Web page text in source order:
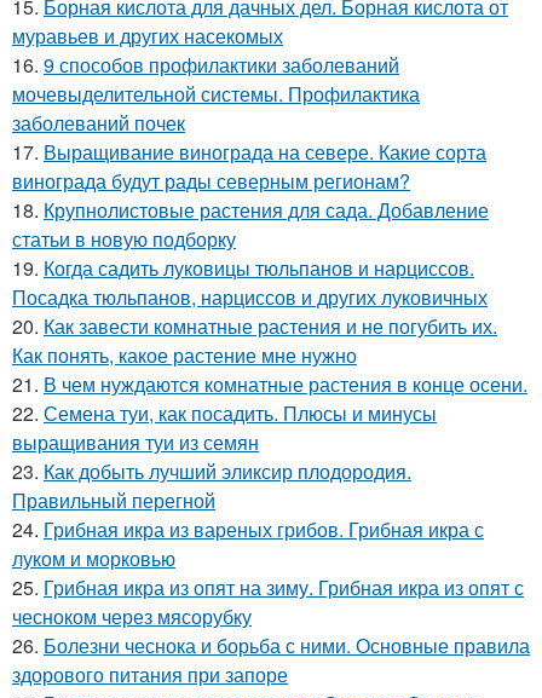
15. Борная кислота для дачных дел. Борная кислота от
муравьев и других насекомых
16. 9 способов профилактики заболеваний
мочевыделительной системы. Профилактика
заболеваний почек
17. Выращивание винограда на севере. Какие сорта
винограда будут рады северным регионам?
18. Крупнолистовые растения для сада. Добавление
статьи в новую подборку
19. Когда садить луковицы тюльпанов и нарциссов.
Посадка тюльпанов, нарциссов и других луковичных
20. Как завести комнатные растения и не погубить их.
Как понять, какое растение мне нужно
21. В чем нуждаются комнатные растения в конце осени.
22. Семена туи, как посадить. Плюсы и минусы
выращивания туи из семян
23. Как добыть лучший эликсир плодородия.
Правильный перегной
24. Грибная икра из вареных грибов. Грибная икра с
луком и морковью
25. Грибная икра из опят на зиму. Грибная икра из опят с
чесноком через мясорубку
26. Болезни чеснока и борьба с ними. Основные правила
здорового питания при запоре